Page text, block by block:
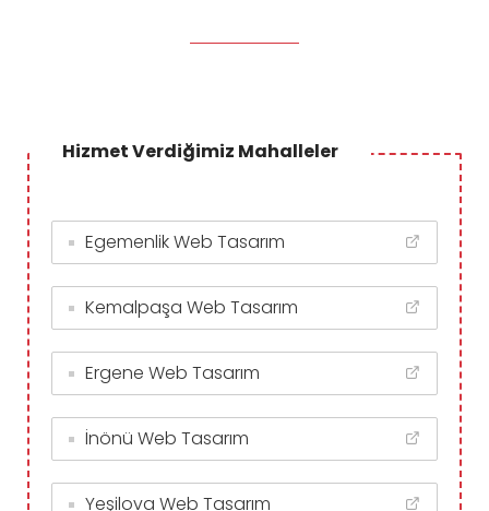
Hizmet Verdiğimiz Mahalleler
Egemenlik Web Tasarım
Kemalpaşa Web Tasarım
Ergene Web Tasarım
İnönü Web Tasarım
Yeşilova Web Tasarım